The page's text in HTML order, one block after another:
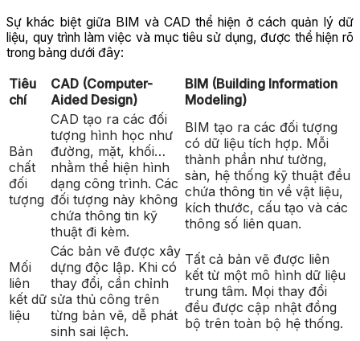
Sự khác biệt giữa BIM và CAD thể hiện ở cách quản lý dữ
liệu, quy trình làm việc và mục tiêu sử dụng, được thể hiện rõ
trong bảng dưới đây:
Tiêu
chí
CAD (Computer-
Aided Design)
BIM (Building Information
Modeling)
Bản
chất
đối
tượng
CAD tạo ra các đối
tượng hình học như
đường, mặt, khối…
nhằm thể hiện hình
dạng công trình. Các
đối tượng này không
chứa thông tin kỹ
thuật đi kèm.
BIM tạo ra các đối tượng
có dữ liệu tích hợp. Mỗi
thành phần như tường,
sàn, hệ thống kỹ thuật đều
chứa thông tin về vật liệu,
kích thước, cấu tạo và các
thông số liên quan.
Mối
liên
kết dữ
liệu
Các bản vẽ được xây
dựng độc lập. Khi có
thay đổi, cần chỉnh
sửa thủ công trên
từng bản vẽ, dễ phát
sinh sai lệch.
Tất cả bản vẽ được liên
kết từ một mô hình dữ liệu
trung tâm. Mọi thay đổi
đều được cập nhật đồng
bộ trên toàn bộ hệ thống.